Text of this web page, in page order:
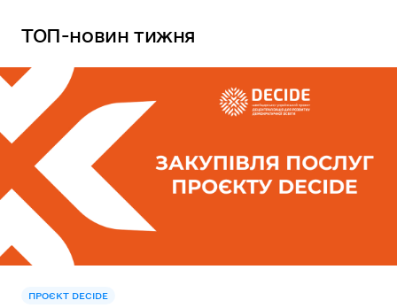
ТОП-новин тижня
ПРОЄКТ DECIDE